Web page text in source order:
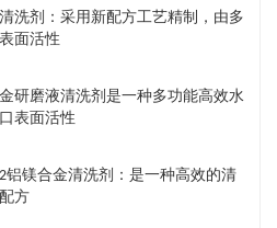
洗剂​：采用新配方工艺精制，由多
面活性
研磨液清洗剂是一种多功能高效水
表面活性
铝镁合金清洗剂：是一种高效的清
方